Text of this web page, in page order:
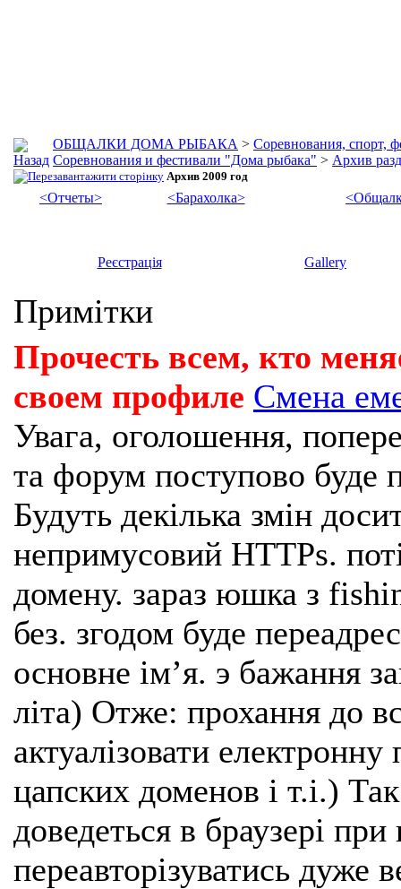
ОБЩАЛКИ ДОМА РЫБАКА > Соревнования, спорт,
Соревнования и фестивали "Дома рыбака" > Архив
Архив 2009 год
<Отчеты> <Барахолка>
Реєстрація Gallery
Примітки
Прочесть всем, кто
своем профиле Смена
Увага, оголошення,
та форум поступово буде
Будуть декілька змін
непримусовий HTTPs.
домену. зараз юшка з
без. згодом буде
основне імʼя. э бажання
літа) Отже: прохання до
актуалізовати
цапских доменов і т.і.)
доведеться в браузері
переавторізуватись